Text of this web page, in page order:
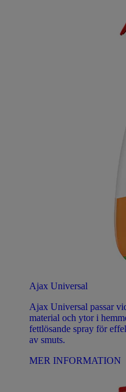
Ajax Universal
Ajax Universal passar
material och ytor i
fettlösande spray för
av smuts.
MER INFORMATION